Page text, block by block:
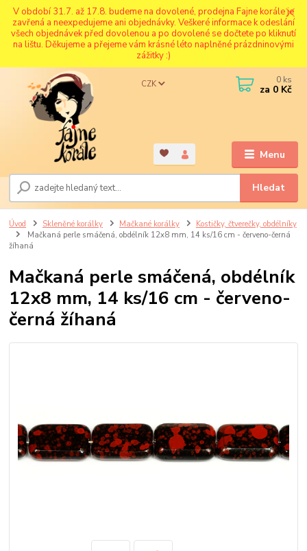
V období 31.7. až 17.8. budeme na dovolené, prodejna Fajne korále je
zavřená a neexpedujeme ani objednávky. Veškeré informace k odeslání
všech objednávek před dovolenou a po dovolené se dočtete po kliknutí
na lištu. Děkujeme a přejeme vám krásné léto naplněné prázdninovými
zážitky :)
Menu
CZK
Hledat
0 ks
za 0 Kč
Úvod Skleněné korálky Mačkané korálky
Kostičky, čtverečky, obdélníky
Mačkaná perle smáčená, obdélník 12x8 mm, 14 ks/16 cm - červeno-černá
žíhaná
Mačkaná perle smáčená, obdélník
12x8 mm, 14 ks/16 cm - červeno-
černá žíhaná